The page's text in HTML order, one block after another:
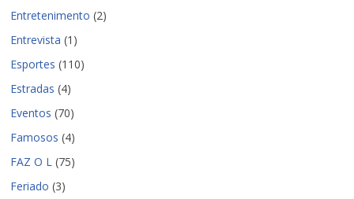
Entretenimento (2)
Entrevista (1)
Esportes (110)
Estradas (4)
Eventos (70)
Famosos (4)
FAZ O L (75)
Feriado (3)